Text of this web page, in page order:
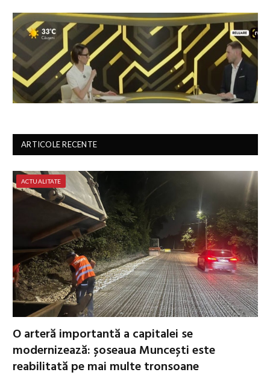
ARTICOLE RECENTE
ACTUALITATE
O arteră importantă a capitalei se
modernizează: șoseaua Muncești este
reabilitată pe mai multe tronsoane